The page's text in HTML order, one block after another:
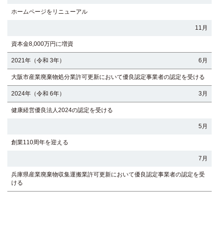
ホームページをリニューアル
11月
資本金8,000万円に増資
2021年（令和 3年） 6月
大阪市産業廃棄物処分業許可更新において優良認定事業者の認定を受ける
2024年（令和 6年） 3月
健康経営優良法人2024の認定を受ける
5月
創業110周年を迎える
7月
兵庫県産業廃棄物収集運搬業許可更新において優良認定事業者の認定を受
ける